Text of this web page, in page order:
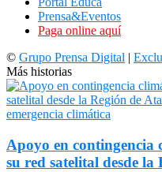
Prensa&Eventos
Paga online aquí
© Grupo Prensa Digital |
Más historias
Apoyo en
su red satelital desde la